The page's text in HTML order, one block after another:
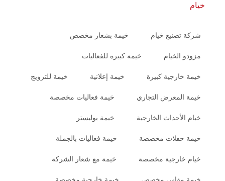
خيام
شركة تصنيع خيام خيمة بشعار مخصص
مزودو الخيام خيمة كبيرة للفعاليات
خيمة خارجية كبيرة خيمة إعلانية خيمة للترويج
خيمة المعرض التجاري خيمة فعاليات مخصصة
خيام الأحداث الخارجية خيمة بوليستر
خيمة حفلات مخصصة خيمة فعاليات بالجملة
خيام خارجية مخصصة خيمة مع شعار الشركة